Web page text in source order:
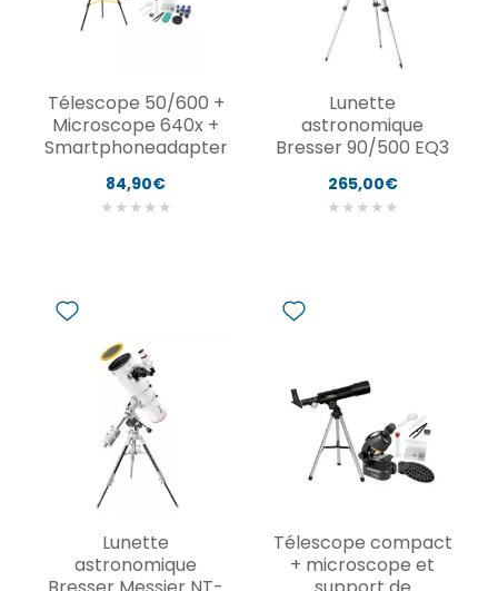
Télescope 50/600 +
Microscope 640x +
Smartphoneadapter
84,90€
★ ★ ★ ★ ★
Lunette
astronomique
Bresser 90/500 EQ3
265,00€
★ ★ ★ ★ ★
Lunette
astronomique
Télescope compact
+ microscope et